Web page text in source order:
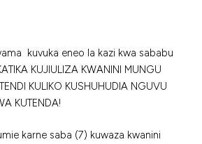
kuvuka eneo la kazi kwa sababu
KUJIULIZA KWANINI MUNGU
KULIKO KUSHUHUDIA NGUVU
KUTENDA!
karne saba (7) kuwaza kwanini